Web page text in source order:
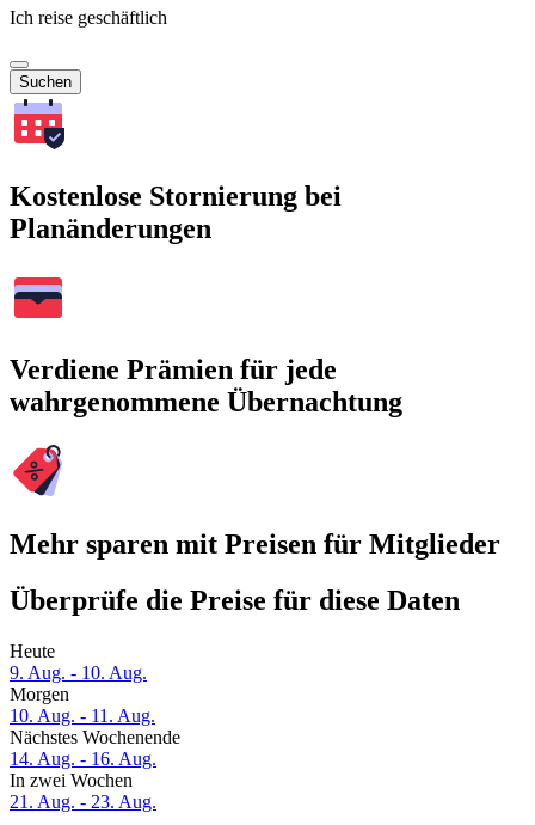
Ich reise geschäftlich
Suchen
Kostenlose Stornierung bei
Planänderungen
Verdiene Prämien für jede
wahrgenommene Übernachtung
Mehr sparen mit Preisen für Mitglieder
Überprüfe die Preise für diese Daten
Heute
9. Aug. - 10. Aug.
Morgen
10. Aug. - 11. Aug.
Nächstes Wochenende
14. Aug. - 16. Aug.
In zwei Wochen
21. Aug. - 23. Aug.